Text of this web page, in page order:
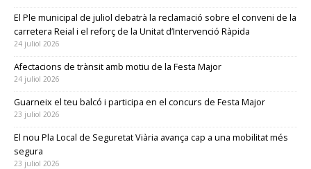
El Ple municipal de juliol debatrà la reclamació sobre el conveni de la
carretera Reial i el reforç de la Unitat d’Intervenció Ràpida
24 juliol 2026
Afectacions de trànsit amb motiu de la Festa Major
24 juliol 2026
Guarneix el teu balcó i participa en el concurs de Festa Major
23 juliol 2026
El nou Pla Local de Seguretat Viària avança cap a una mobilitat més
segura
23 juliol 2026